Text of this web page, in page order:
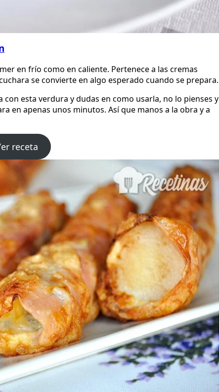
en frío como en caliente. Pertenece a las cremas
se convierte en algo esperado cuando se prepara.
esta verdura y dudas en como usarla, no lo pienses y
en apenas unos minutos. Así que manos a la obra y a
receta